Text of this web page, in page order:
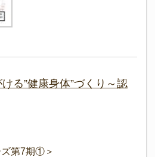
る”健康身体”づくり～認
ズ第7期①＞